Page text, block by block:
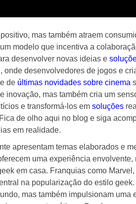
mas também atraem
modelo que incentiva a
desenvolver novas ideias e
desenvolvedores de jogos e
de últimas novidades sobre cinema
inovação, mas também cria um
e transformá-los em soluções
de olho aqui no blog e siga
em realidade.
apresentam temas elaborados e
uma experiência envolvente,
em casa. Franquias como
na popularização do estilo
mas também impulsionam uma